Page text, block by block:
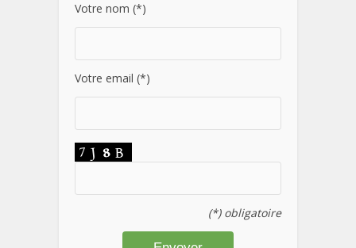
Votre nom (*)
Votre email (*)
(*) obligatoire